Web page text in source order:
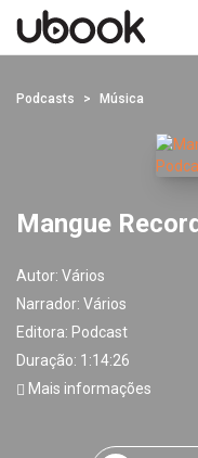
Podcasts Música
Mangue
Autor: Vários
Narrador: Vários
Editora: Podcast
Duração: 1:14:26
Mais informações